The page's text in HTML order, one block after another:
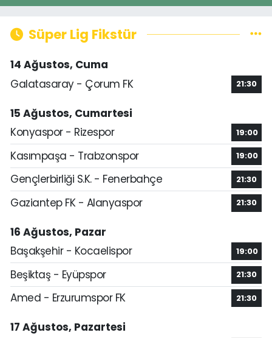
Süper Lig Fikstür
14 Ağustos, Cuma
Galatasaray - Çorum FK
21:30
15 Ağustos, Cumartesi
Konyaspor - Rizespor
19:00
Kasımpaşa - Trabzonspor 19:00
Gençlerbirliği S.K. - Fenerbahçe 21:30
Gaziantep FK - Alanyaspor 21:30
16 Ağustos, Pazar
Başakşehir - Kocaelispor
19:00
Beşiktaş - Eyüpspor 21:30
Amed - Erzurumspor FK 21:30
17 Ağustos, Pazartesi